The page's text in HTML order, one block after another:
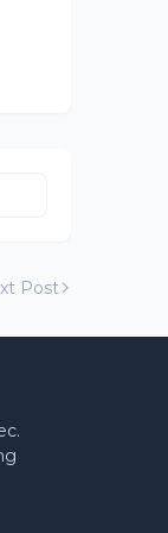
Post